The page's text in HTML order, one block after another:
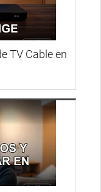
TV Cable en